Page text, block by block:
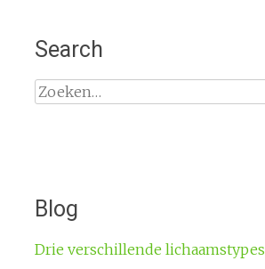
Search
Zoeken
naar:
Blog
Drie verschillende lichaamstypes